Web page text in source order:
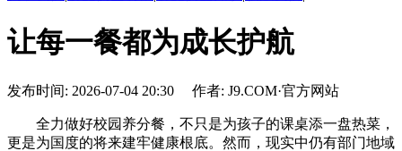
让每一餐都为成长护航
发布时间: 2026-07-04 20:30 作者: J9.COM·官方网站
全力做好校园养分餐，不只是为孩子的课桌添一盘热菜，
更是为国度的将来建牢健康根底。然而，现实中仍有部门地域